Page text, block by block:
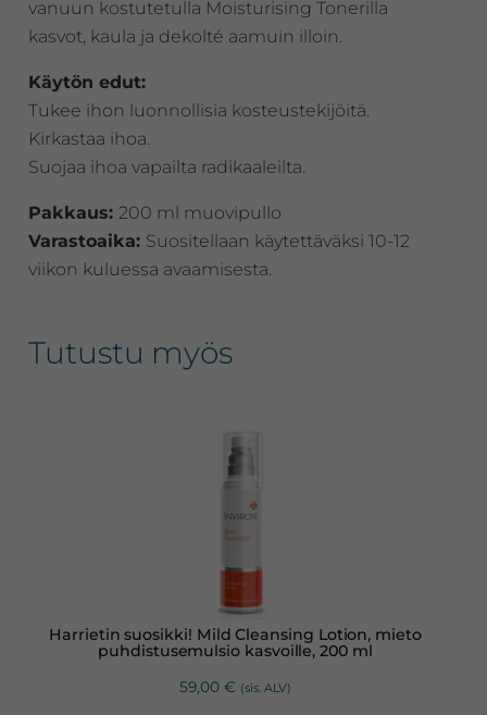
vanuun kostutetulla Moisturising Tonerilla
kasvot, kaula ja dekolté aamuin illoin.
Käytön edut:
Tukee ihon luonnollisia kosteustekijöitä.
Kirkastaa ihoa.
Suojaa ihoa vapailta radikaaleilta.
Pakkaus: 200 ml muovipullo
Varastoaika: Suositellaan käytettäväksi 10-12
viikon kuluessa avaamisesta.
Tutustu myös
Harrietin suosikki! Mild Cleansing Lotion, mieto
puhdistusemulsio kasvoille, 200 ml
59,00 € (sis. ALV)